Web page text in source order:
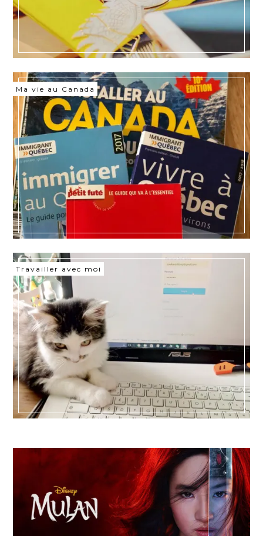
Ma vie au Canada
Travailler avec moi